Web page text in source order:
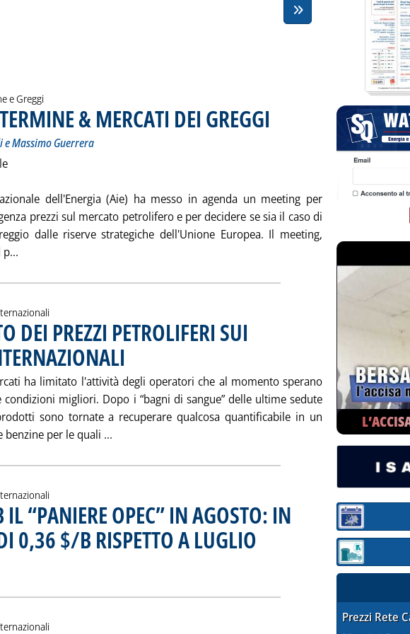
e Greggi
& MERCATI DEI GREGGI . Sottotitolo: di Maurizio Moscatelli e
. Pubblicata venerdì 29 settembre 2000
Massimo Guerrera
dell'Energia (Aie) ha messo in agenda un meeting per
prezzi sul mercato petrolifero e per decidere se sia il caso di
dalle riserve strategiche dell'Unione Europea. Il meeting,
Leggi tutta la notizia: 'MERCATI A TERMINE & MERCATI DEI GREGGI'
DEI PREZZI PETROLIFERI SUI
ha limitato l'attività degli operatori che al momento sperano
migliori. Dopo i “bagni di sangue” delle ultime sedute
sono tornate a recuperare qualcosa quantificabile in un
per le quali ... Leggi tutta la notizia: 'ANDAMENTO DEI PREZZI
“PANIERE OPEC” IN AGOSTO: IN
0,36 $/B RISPETTO A LUGLIO . Pubblicata venerdì 29 settembre 2000 alle
'A 28,30 $/B IL “PANIERE OPEC” IN AGOSTO: IN AUMENTO DI 0,36 $/B
alla notizia
Sezione:
Sezione:
Prezzi Rete